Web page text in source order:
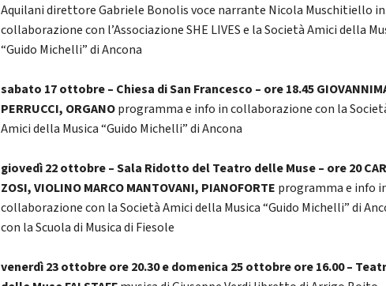
Aquilani direttore Gabriele Bonolis voce narrante Nicola Muschitiello in
collaborazione con l’Associazione SHE LIVES e la Società Amici della
“Guido Michelli” di Ancona
sabato 17 ottobre – Chiesa di San Francesco – ore 18.45
PERRUCCI, ORGANOprogramma e info in collaborazione con la
Amici della Musica “Guido Michelli” di Ancona
giovedì 22 ottobre – Sala Ridotto del Teatro delle Muse – ore 20
ZOSI, VIOLINO MARCO MANTOVANI, PIANOFORTE programma e info
collaborazione con la Società Amici della Musica “Guido Michelli” di
con la Scuola di Musica di Fiesole
venerdì 23 ottobre ore 20.30 e domenica 25 ottobre ore 16.00 –